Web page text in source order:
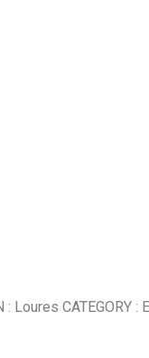
: Loures CATEGORY :